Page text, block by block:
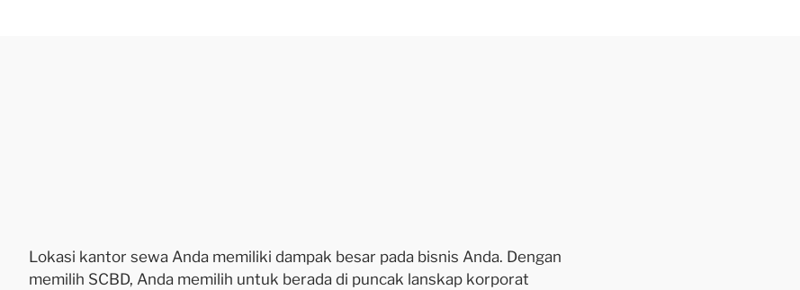
Lokasi kantor sewa Anda memiliki dampak besar pada bisnis Anda. Dengan
memilih SCBD, Anda memilih untuk berada di puncak lanskap korporat